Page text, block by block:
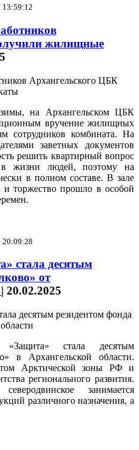
13:59:12
жилищные
на Архангельском ЦБК
вручение жилищных
сотрудников комбината. На
заветных документов
решить квартирный вопрос
жизни людей, поэтому на
в полном составе. В зале
и торжество прошло в особой
20:09:28
стала десятым
от
| 20.02.2025
«Защита» стала десятым
в Архангельской области.
Арктической зоны РФ и
регионального развития.
занимается
различного назначения, а